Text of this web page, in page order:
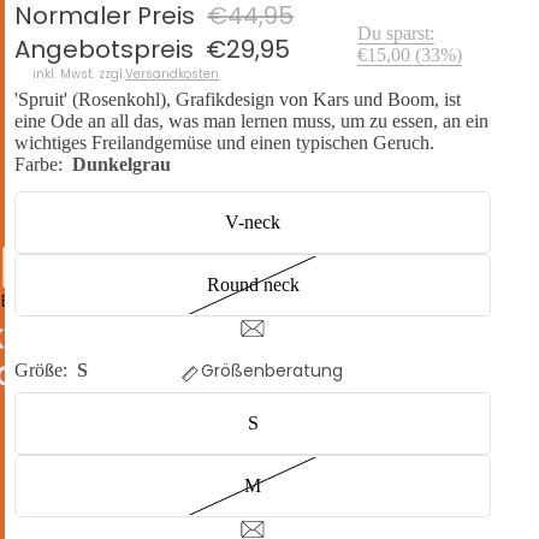
ABSPIELEN
Normaler Preis €44,95
Angebotspreis €29,95
inkl. Mwst. zzgl.Versandkosten
Du sparst:
€15,00 (33%)
'Spruit' (Rosenkohl), Grafikdesign von Kars und Boom, ist
eine Ode an all das, was man lernen muss, um zu essen, an ein
wichtiges Freilandgemüse und einen typischen Geruch.
Farbe: Dunkelgrau
V-neck
Round neck
Größe: S Größenberatung
S
M